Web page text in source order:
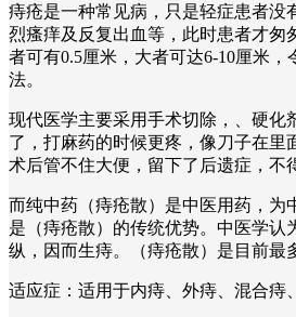
痔疮是一种常见病，只是轻症患者没
烈瘙痒及反复出血等，此时患者才匆
者可有0.5厘米，大者可达6-10厘米
法。
现代医学主要采用手术切除，、硬化
了，打麻药的时候更疼，像刀子在
术后管不住大便，留下了后遗症，不
而纯中药（痔疮散）是中医用药，为
是（痔疮散）的传统优势。中医学
纵，因而生痔。（痔疮散）是目前最
适应症：适用于内痔、外痔、混合